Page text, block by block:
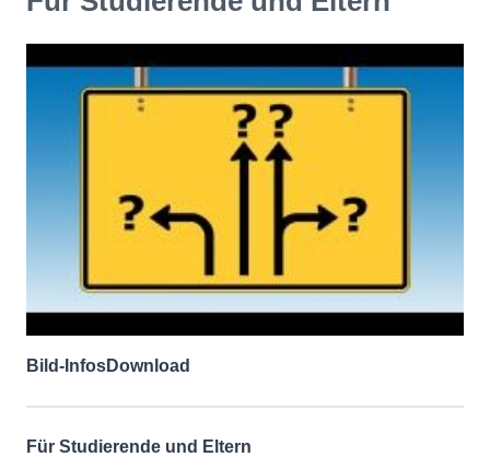
Bild-InfosDownload
Für Studierende und Eltern